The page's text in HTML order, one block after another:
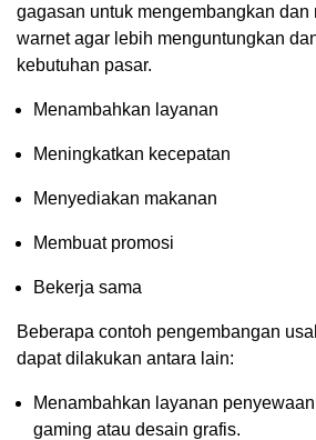
gagasan untuk mengembangkan
warnet agar lebih menguntungkan
kebutuhan pasar.
Menambahkan layanan
Meningkatkan kecepatan
Menyediakan makanan
Membuat promosi
Bekerja sama
Beberapa contoh pengembangan
dapat dilakukan antara lain:
Menambahkan layanan
gaming atau desain grafis.